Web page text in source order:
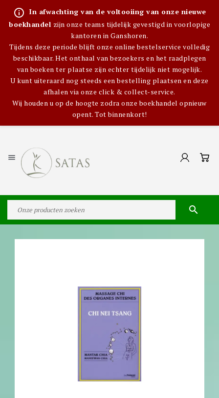
info_outline In afwachting van de voltooiing van onze nieuwe
boekhandel zijn onze teams tijdelijk gevestigd in voorlopige
kantoren in Ganshoren.
Tijdens deze periode blijft onze online bestelservice volledig
beschikbaar. Het onthaal van bezoekers en het raadplegen
van boeken ter plaatse zijn echter tijdelijk niet mogelijk.
U kunt uiteraard nog steeds een bestelling plaatsen en deze
afhalen via onze click & collect-service.
Wij houden u op de hoogte zodra onze boekhandel opnieuw
opent. Tot binnenkort!

